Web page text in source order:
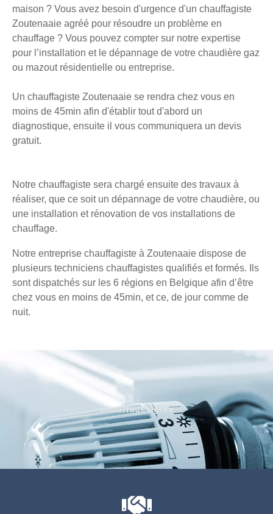
maison ? Vous avez besoin d'urgence d'un chauffagiste
Zoutenaaie agréé pour résoudre un problème en
chauffage ? Vous pouvez compter sur notre expertise
pour l’installation et le dépannage de votre chaudière gaz
ou mazout résidentielle ou entreprise.
Un chauffagiste Zoutenaaie se rendra chez vous en
moins de 45min afin d'établir tout d'abord un
diagnostique, ensuite il vous communiquera un devis
gratuit.
Notre chauffagiste sera chargé ensuite des travaux à
réaliser, que ce soit un dépannage de votre chaudière, ou
une installation et rénovation de vos installations de
chauffage.
Notre entreprise chauffagiste à Zoutenaaie dispose de
plusieurs techniciens chauffagistes qualifiés et formés. Ils
sont dispatchés sur les 6 régions en Belgique afin d’être
chez vous en moins de 45min, et ce, de jour comme de
nuit.
Chauffage agréé